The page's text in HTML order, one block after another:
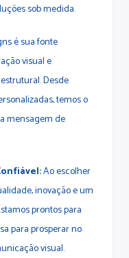
sob medida.
é sua fonte
visual e
Desde
temos o
mensagem de
Ao escolher
inovação e um
prontos para
para prosperar no
visual.